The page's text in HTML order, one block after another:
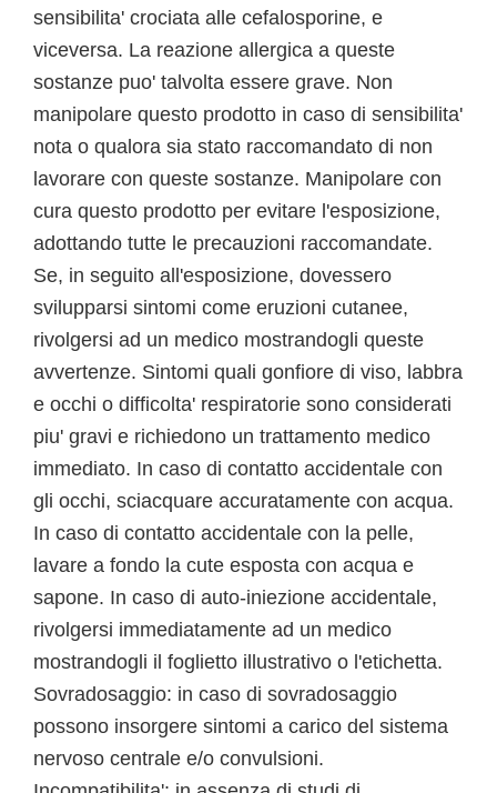
sensibilita' crociata alle cefalosporine, e
viceversa. La reazione allergica a queste
sostanze puo' talvolta essere grave. Non
manipolare questo prodotto in caso di sensibilita'
nota o qualora sia stato raccomandato di non
lavorare con queste sostanze. Manipolare con
cura questo prodotto per evitare l'esposizione,
adottando tutte le precauzioni raccomandate.
Se, in seguito all'esposizione, dovessero
svilupparsi sintomi come eruzioni cutanee,
rivolgersi ad un medico mostrandogli queste
avvertenze. Sintomi quali gonfiore di viso, labbra
e occhi o difficolta' respiratorie sono considerati
piu' gravi e richiedono un trattamento medico
immediato. In caso di contatto accidentale con
gli occhi, sciacquare accuratamente con acqua.
In caso di contatto accidentale con la pelle,
lavare a fondo la cute esposta con acqua e
sapone. In caso di auto-iniezione accidentale,
rivolgersi immediatamente ad un medico
mostrandogli il foglietto illustrativo o l'etichetta.
Sovradosaggio: in caso di sovradosaggio
possono insorgere sintomi a carico del sistema
nervoso centrale e/o convulsioni.